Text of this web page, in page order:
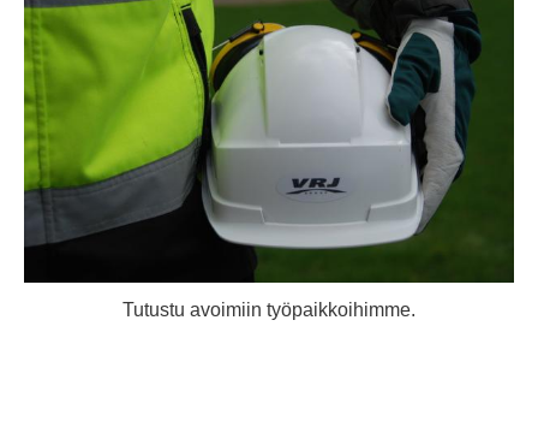
Tutustu avoimiin työpaikkoihimme.